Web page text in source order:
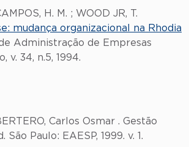
H. M. ; WOOD JR, T.
mudança organizacional na Rhodia
Administração de Empresas
v. 34, n.5, 1994.
Carlos Osmar . Gestão
São Paulo: EAESP, 1999. v. 1.